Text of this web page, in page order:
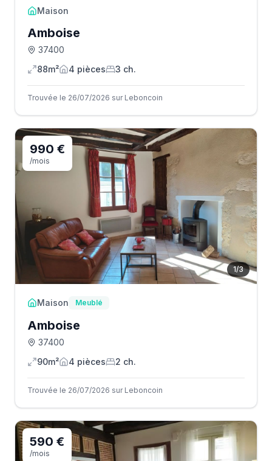
Maison
Amboise
37400
88m²
4 pièces 3 ch.
Trouvée le 26/07/2026 sur Leboncoin
1/3
990 €
/mois
Maison Meublé
Amboise
37400
90m²
4 pièces 2 ch.
Trouvée le 26/07/2026 sur Leboncoin
590 €
/mois